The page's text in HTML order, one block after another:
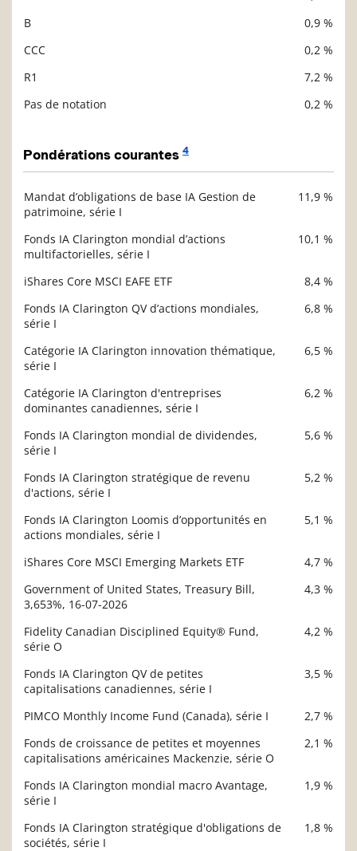
B
0,9 %
CCC
0,2 %
R1
7,2 %
Pas de notation
0,2 %
Pondérations courantes 4
Description Valeur liquidative
Mandat d’obligations de base IA Gestion de
patrimoine, série I
11,9 %
Fonds IA Clarington mondial d’actions
multifactorielles, série I
10,1 %
iShares Core MSCI EAFE ETF
8,4 %
Fonds IA Clarington QV d’actions mondiales,
série I
6,8 %
Catégorie IA Clarington innovation thématique,
série I
6,5 %
Catégorie IA Clarington d'entreprises
dominantes canadiennes, série I
6,2 %
Fonds IA Clarington mondial de dividendes,
série I
5,6 %
Fonds IA Clarington stratégique de revenu
d'actions, série I
5,2 %
Fonds IA Clarington Loomis d’opportunités en
actions mondiales, série I
5,1 %
iShares Core MSCI Emerging Markets ETF
4,7 %
Government of United States, Treasury Bill,
3,653%, 16-07-2026
4,3 %
Fidelity Canadian Disciplined Equity® Fund,
série O
4,2 %
Fonds IA Clarington QV de petites
capitalisations canadiennes, série I
3,5 %
PIMCO Monthly Income Fund (Canada), série I
2,7 %
Fonds de croissance de petites et moyennes
capitalisations américaines Mackenzie, série O
2,1 %
Fonds IA Clarington mondial macro Avantage,
série I
1,9 %
Fonds IA Clarington stratégique d'obligations de
sociétés, série I
1,8 %